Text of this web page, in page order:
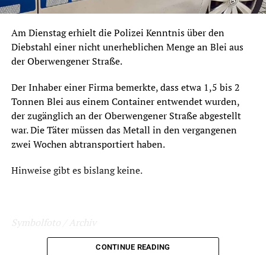
Am Dienstag erhielt die Polizei Kenntnis über den
Diebstahl einer nicht unerheblichen Menge an Blei aus
der Oberwengener Straße.
Der Inhaber einer Firma bemerkte, dass etwa 1,5 bis 2
Tonnen Blei aus einem Container entwendet wurden,
der zugänglich an der Oberwengener Straße abgestellt
war. Die Täter müssen das Metall in den vergangenen
zwei Wochen abtransportiert haben.
Hinweise gibt es bislang keine.
Symbolfoto / Archiv
CONTINUE READING